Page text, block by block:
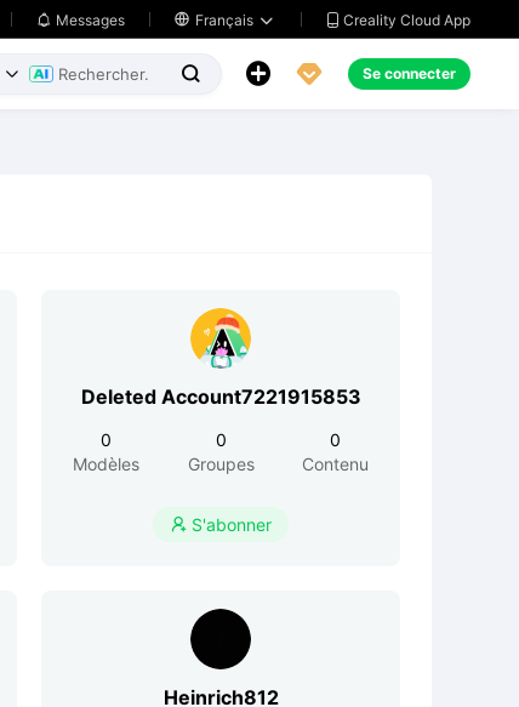
 Messages  Français   Creality Cloud App
    Se connecter
Deleted Account7221915853
0
Modèles
0
Groupes
0
Contenu
 S'abonner
Heinrich812